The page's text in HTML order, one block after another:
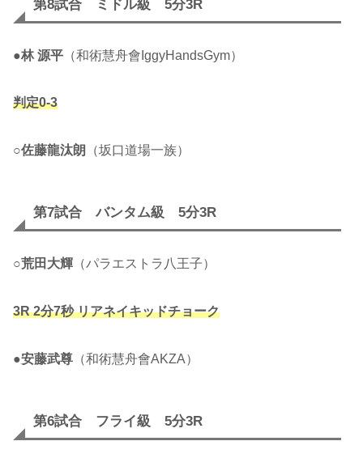
第8試合 ミドル級 5分3R
●林 源平 （和術慧舟會IggyHandsGym）
判定0-3
○佐藤龍汰朗 （坂口道場一族）
第7試合 バンタム級 5分3R
○荒田大輝 （パラエストラ八王子）
3R 2分7秒 リアネイキッドチョーク
●安藤武尊 （和術慧舟會AKZA）
第6試合 フライ級 5分3R